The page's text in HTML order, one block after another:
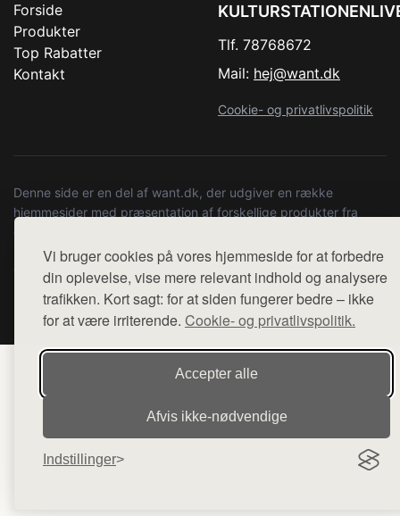
Vi bruger cookies på vores hjemmeside for at forbedre
din oplevelse, vise mere relevant indhold og analysere
trafikken. Kort sagt: for at siden fungerer bedre – ikke
for at være irriterende. Cookie- og privatlivspolitik.
Accepter alle
Afvis ikke‑nødvendige
Indstillinger
Forside
Produkter
Top Rabatter
Kontakt
Tlf. 78768672
Mail: hej@want.dk
Cookie- og privatlivspolitik
Denne side er en del af want.dk, der udgiver en række
hjemmesider med præsentation af forskellige produkter fra
diverse webshops. Der sælges ikke varer fra denne side - vi
henviser til de shops, som sælger varen. Vi har heller ikke
varerne på lager.
© 2026 kulturstationenlive.dk. Alle rettigheder forbeholdes.